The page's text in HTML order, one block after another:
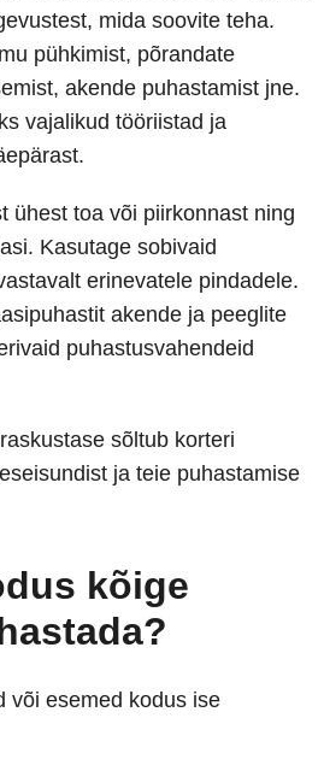
mida soovite teha.
pühkimist, põrandate
akende puhastamist jne.
vajalikud tööriistad ja
ühest toa või piirkonnast ning
Kasutage sobivaid
erinevatele pindadele.
akende ja peeglite
puhastusvahendeid
sõltub korteri
ja teie puhastamise
kõige
või esemed kodus ise